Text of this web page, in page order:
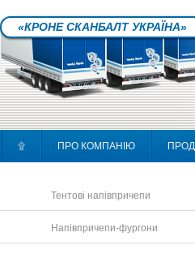
«КРОНЕ СКАНБАЛТ УКРАЇНА»
۩ ПРО КОМПАНІЮ
Тентові напівпричепи
Напівпричепи-фургони